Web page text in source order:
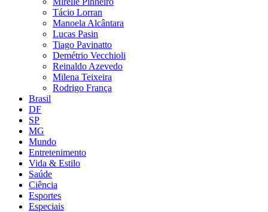
Tácio Lorran
Manoela Alcântara
Lucas Pasin
Tiago Pavinatto
Demétrio Vecchioli
Reinaldo Azevedo
Milena Teixeira
Rodrigo França
Brasil
DF
SP
MG
Mundo
Entretenimento
Vida & Estilo
Saúde
Ciência
Esportes
Especiais